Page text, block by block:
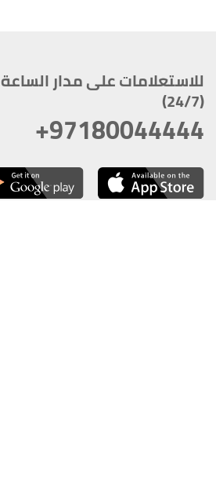
للاستعلامات على مدار الساعة
(24/7)
+97180044444